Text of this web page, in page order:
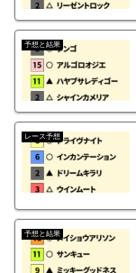
予想と結果
レース予想
予想と結果